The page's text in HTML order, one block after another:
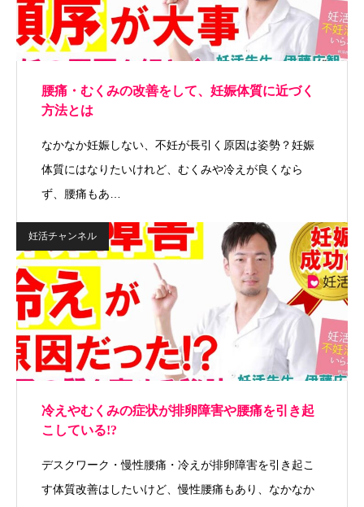
腰痛・むくみの改善をして、妊娠体質に近づく
方法とは
なかなか妊娠しない、不妊が長引く原因は姿勢？妊娠
体質にはなりたいけれど、むくみや冷えが良くなら
ず、腰痛もあ…
妊活チャンネル
冷えやむくみの症状が排卵障害や腰痛を引き起
こしている!?
デスクワーク・慢性腰痛・冷えが排卵障害を引き起こ
す体質改善はしたいけど、慢性腰痛もあり、なかなか